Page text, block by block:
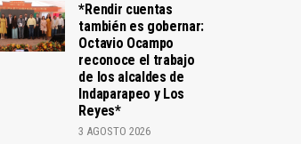
*Rendir cuentas
también es gobernar:
Octavio Ocampo
reconoce el trabajo
de los alcaldes de
Indaparapeo y Los
Reyes*
3 AGOSTO 2026